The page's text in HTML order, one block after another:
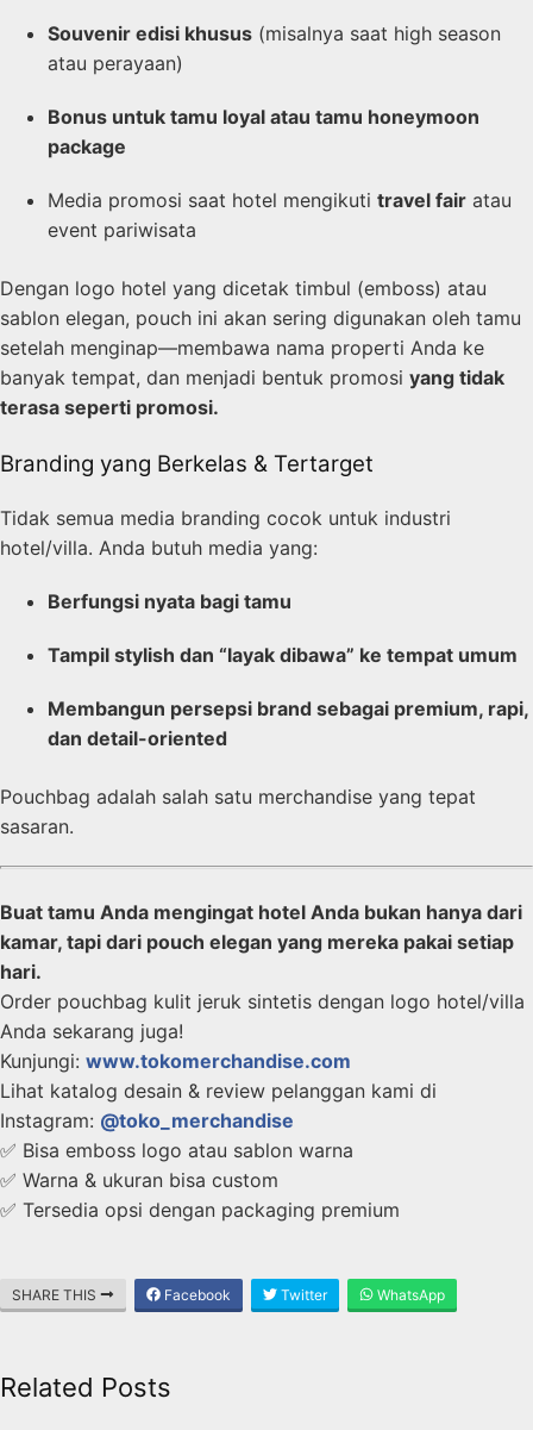
Souvenir edisi khusus (misalnya saat high season
atau perayaan)
Bonus untuk tamu loyal atau tamu honeymoon
package
Media promosi saat hotel mengikuti travel fair atau
event pariwisata
Dengan logo hotel yang dicetak timbul (emboss) atau
sablon elegan, pouch ini akan sering digunakan oleh tamu
setelah menginap—membawa nama properti Anda ke
banyak tempat, dan menjadi bentuk promosi yang tidak
terasa seperti promosi.
Branding yang Berkelas & Tertarget
Tidak semua media branding cocok untuk industri
hotel/villa. Anda butuh media yang:
Berfungsi nyata bagi tamu
Tampil stylish dan “layak dibawa” ke tempat umum
Membangun persepsi brand sebagai premium, rapi,
dan detail-oriented
Pouchbag adalah salah satu merchandise yang tepat
sasaran.
Buat tamu Anda mengingat hotel Anda bukan hanya dari
kamar, tapi dari pouch elegan yang mereka pakai setiap
hari.
Order pouchbag kulit jeruk sintetis dengan logo hotel/villa
Anda sekarang juga!
Kunjungi: www.tokomerchandise.com
Lihat katalog desain & review pelanggan kami di
Instagram: @toko_merchandise
✅ Bisa emboss logo atau sablon warna
✅ Warna & ukuran bisa custom
✅ Tersedia opsi dengan packaging premium
SHARE THIS Facebook Twitter WhatsApp
Related Posts